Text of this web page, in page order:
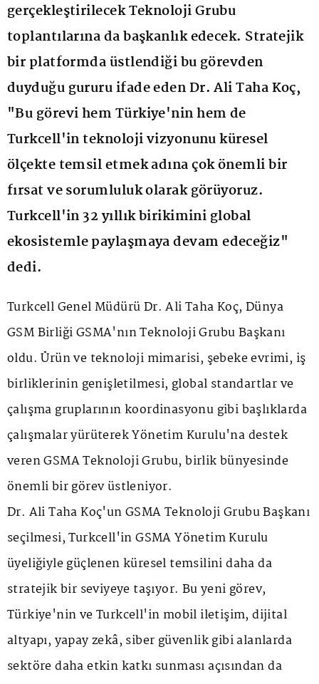
gerçekleştirilecek Teknoloji Grubu
toplantılarına da başkanlık edecek. Stratejik
bir platformda üstlendiği bu görevden
duyduğu gururu ifade eden Dr. Ali Taha Koç,
"Bu görevi hem Türkiye'nin hem de
Turkcell'in teknoloji vizyonunu küresel
ölçekte temsil etmek adına çok önemli bir
fırsat ve sorumluluk olarak görüyoruz.
Turkcell'in 32 yıllık birikimini global
ekosistemle paylaşmaya devam edeceğiz"
dedi.
Turkcell Genel Müdürü Dr. Ali Taha Koç, Dünya
GSM Birliği GSMA'nın Teknoloji Grubu Başkanı
oldu. Ürün ve teknoloji mimarisi, şebeke evrimi, iş
birliklerinin genişletilmesi, global standartlar ve
çalışma gruplarının koordinasyonu gibi başlıklarda
çalışmalar yürüterek Yönetim Kurulu'na destek
veren GSMA Teknoloji Grubu, birlik bünyesinde
önemli bir görev üstleniyor.
Dr. Ali Taha Koç'un GSMA Teknoloji Grubu Başkanı
seçilmesi, Turkcell'in GSMA Yönetim Kurulu
üyeliğiyle güçlenen küresel temsilini daha da
stratejik bir seviyeye taşıyor. Bu yeni görev,
Türkiye'nin ve Turkcell'in mobil iletişim, dijital
altyapı, yapay zekâ, siber güvenlik gibi alanlarda
sektöre daha etkin katkı sunması açısından da